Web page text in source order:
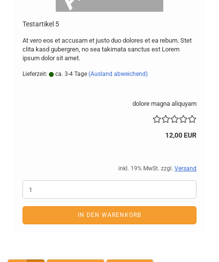
Te­st­ar­ti­kel 5
At vero eos et ac­cu­sam et justo duo do­lo­res et ea rebum. Stet
clita kasd gu­ber­gren, no sea ta­ki­ma­ta sanc­tus est Lorem
ipsum dolor sit amet.
Lieferzeit: ca. 3-4 Tage (Ausland abweichend)
dolore magna aliquyam
12,00 EUR
inkl. 19% MwSt. zzgl. Versand
IN DEN WARENKORB